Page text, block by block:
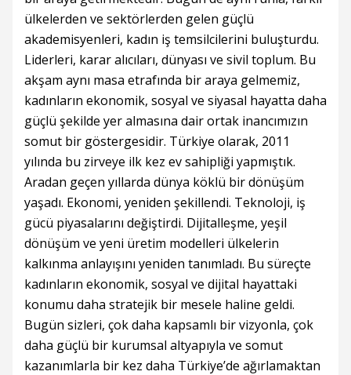
ülkelerden ve sektörlerden gelen güçlü
akademisyenleri, kadın iş temsilcilerini buluşturdu.
Liderleri, karar alıcıları, dünyası ve sivil toplum. Bu
akşam aynı masa etrafında bir araya gelmemiz,
kadınların ekonomik, sosyal ve siyasal hayatta daha
güçlü şekilde yer almasına dair ortak inancımızın
somut bir göstergesidir. Türkiye olarak, 2011
yılında bu zirveye ilk kez ev sahipliği yapmıştık.
Aradan geçen yıllarda dünya köklü bir dönüşüm
yaşadı. Ekonomi, yeniden şekillendi. Teknoloji, iş
gücü piyasalarını değiştirdi. Dijitalleşme, yeşil
dönüşüm ve yeni üretim modelleri ülkelerin
kalkınma anlayışını yeniden tanımladı. Bu süreçte
kadınların ekonomik, sosyal ve dijital hayattaki
konumu daha stratejik bir mesele haline geldi.
Bugün sizleri, çok daha kapsamlı bir vizyonla, çok
daha güçlü bir kurumsal altyapıyla ve somut
kazanımlarla bir kez daha Türkiye’de ağırlamaktan